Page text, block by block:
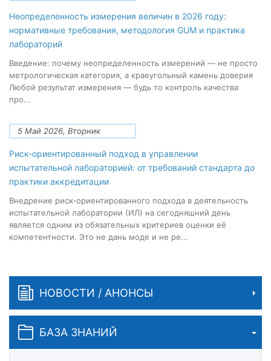
НОВОСТИ / АНОНСЫ
БАЗА ЗНАНИЙ
Неопределенность измерения величин в 2026 году:
нормативные требования, методология GUM и практика
лабораторий
Введение: почему неопределенность измерений — не просто
метрологическая категория, а краеугольный камень доверия
Любой результат измерения — будь то контроль качества
про...
5 Май 2026, Вторник
Риск-ориентированный подход в управлении
испытательной лабораторией: от требований стандарта до
практики аккредитации
Внедрение риск-ориентированного подхода в деятельность
испытательной лаборатории (ИЛ) на сегодняшний день
является одним из обязательных критериев оценки её
компетентности. Это не дань моде и не ре...